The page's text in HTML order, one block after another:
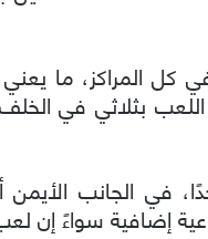
المراكز، ما يعني
في الجانب
إضافية سواءً إن